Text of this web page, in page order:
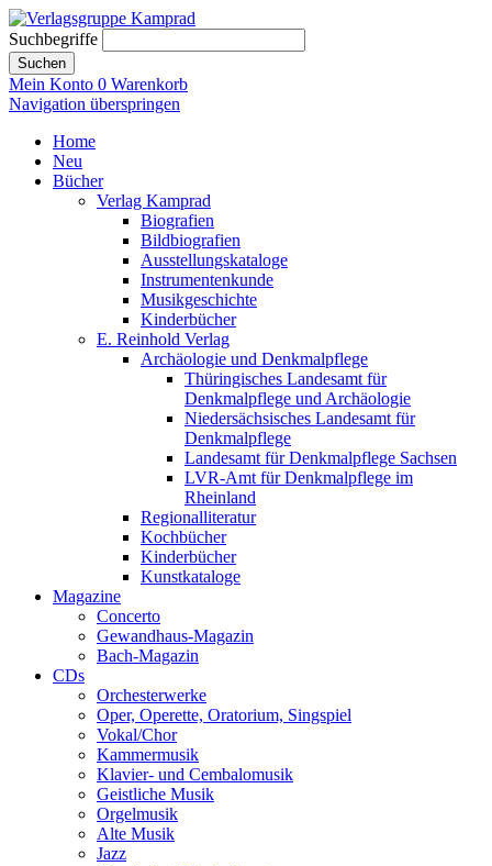
Suchbegriffe
Suchen
Mein Konto 0 Warenkorb
Navigation überspringen
Home
Neu
Bücher
Verlag Kamprad
Biografien
Bildbiografien
Ausstellungskataloge
Instrumentenkunde
Musikgeschichte
Kinderbücher
E. Reinhold Verlag
Archäologie und Denkmalpflege
Thüringisches Landesamt für
Denkmalpflege und Archäologie
Niedersächsisches Landesamt für
Denkmalpflege
Landesamt für Denkmalpflege Sachsen
LVR-Amt für Denkmalpflege im
Rheinland
Regionalliteratur
Kochbücher
Kinderbücher
Kunstkataloge
Magazine
Concerto
Gewandhaus-Magazin
Bach-Magazin
CDs
Orchesterwerke
Oper, Operette, Oratorium, Singspiel
Vokal/Chor
Kammermusik
Klavier- und Cembalomusik
Geistliche Musik
Orgelmusik
Alte Musik
Jazz